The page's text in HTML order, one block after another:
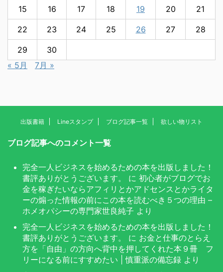
15 16 17 18 19 20 21
22 23 24 25 26 27 28
29
30
« 5月
7月 »
出版書籍 Lineスタンプ ブログ記事一覧 欲しい物リスト
ブログ記事へのコメント一覧
完全一人ビジネスを始めるための本を出版しました！
書評ありがとうございます。
に 初心者がブログでお
金を稼ぎたいならアフィリとかアドセンスとかライタ
ーの煽った情報の前にこの本を読むべき５つの理由 –
ホメオパシーの専門家世良純子 より
完全一人ビジネスを始めるための本を出版しました！
書評ありがとうございます。
に お金と仕事のとらえ
方を「自由」の方向へ背中を押してくれた本９冊 フ
リーになる前にすすめたい | 慎重派の備忘録 より